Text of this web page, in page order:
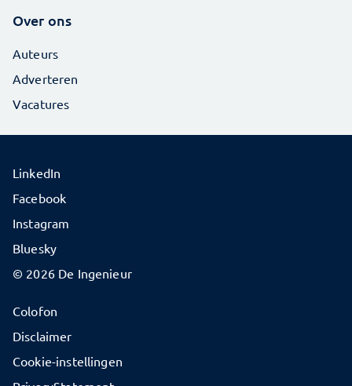
Over ons
Auteurs
Adverteren
Vacatures
© 2026 De Ingenieur
Colofon
Disclaimer
Cookie-instellingen
LinkedIn
Facebook
Instagram
Bluesky